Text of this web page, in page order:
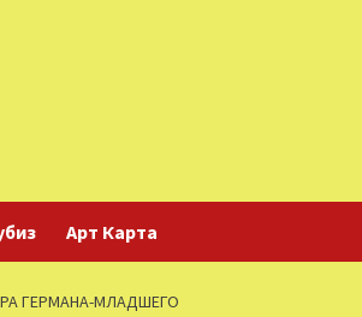
Арт Карта
ГЕРМАНА-МЛАДШЕГО